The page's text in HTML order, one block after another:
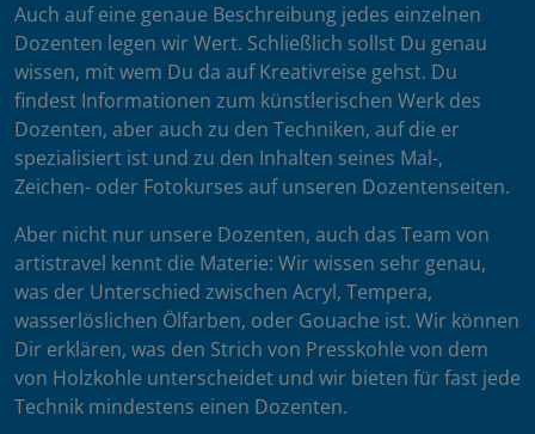
Auch auf eine genaue Beschreibung jedes einzelnen
Dozenten legen wir Wert. Schließlich sollst Du genau
wissen, mit wem Du da auf Kreativreise gehst. Du
findest Informationen zum künstlerischen Werk des
Dozenten, aber auch zu den Techniken, auf die er
spezialisiert ist und zu den Inhalten seines Mal-,
Zeichen- oder Fotokurses auf unseren Dozentenseiten.
Aber nicht nur unsere Dozenten, auch das Team von
artistravel kennt die Materie: Wir wissen sehr genau,
was der Unterschied zwischen Acryl, Tempera,
wasserlöslichen Ölfarben, oder Gouache ist. Wir können
Dir erklären, was den Strich von Presskohle von dem
von Holzkohle unterscheidet und wir bieten für fast jede
Technik mindestens einen Dozenten.